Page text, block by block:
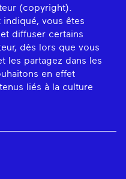
(copyright).
indiqué, vous êtes
diffuser certains
dès lors que vous
les partagez dans les
en effet
liés à la culture